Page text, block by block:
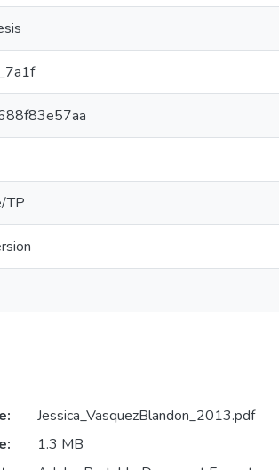
TP
Jessica_VasquezBlandon_2013.pdf
1.3 MB